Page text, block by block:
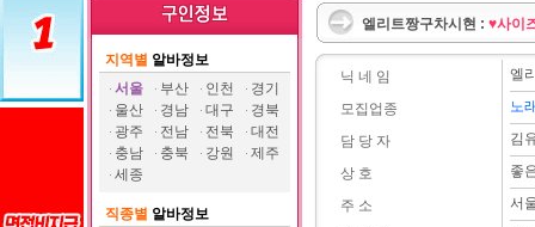
지역별 알바정보
서울
부산 인천
경기
울산
경남 대구
경북
광주
전남 전북
대전
충남
충북 강원
제주
세종
직종별 알바정보
엘리트짱구차시현 : ♥사이
닉 네 임
모집업종
담 당 자
상 호
주 소
엘
노
김
좋
서